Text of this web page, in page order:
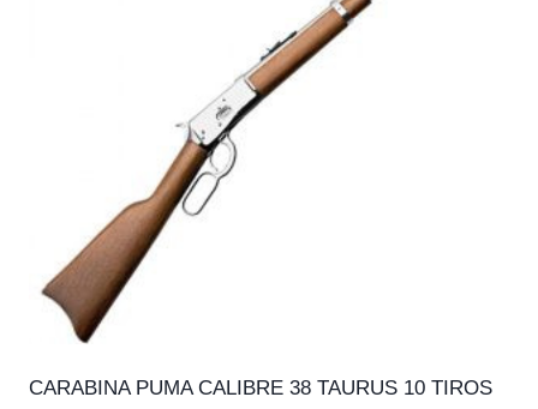
CARABINA PUMA CALIBRE 38 TAURUS 10 TIROS